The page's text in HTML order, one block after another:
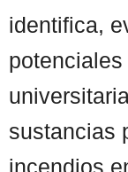
identifica,
sustancias
incendios